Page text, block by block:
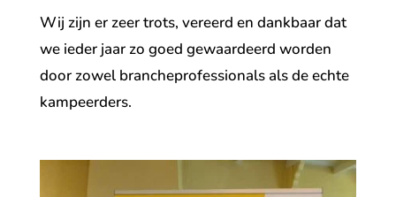
Wij zijn er zeer trots, vereerd en dankbaar dat
we ieder jaar zo goed gewaardeerd worden
door zowel brancheprofessionals als de echte
kampeerders.